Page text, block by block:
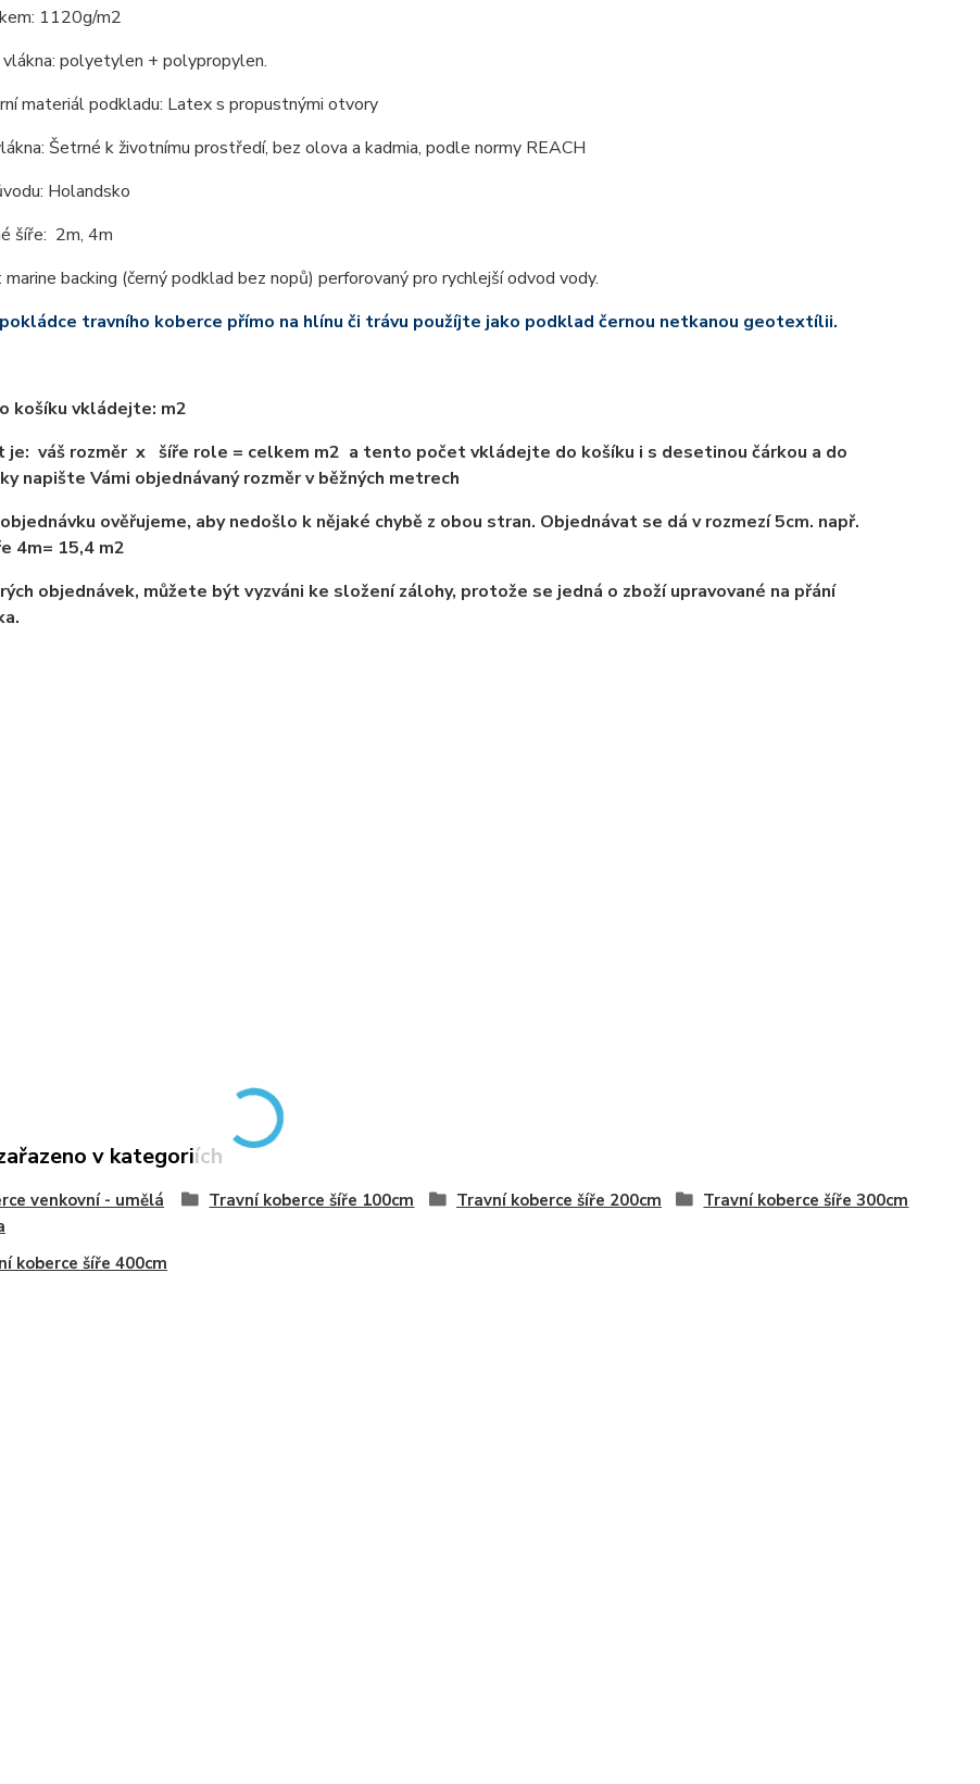
1120g/m2
polyetylen + polypropylen.
materiál podkladu: Latex s propustnými otvory
Šetrné k životnímu prostředí, bez olova a kadmia, podle normy REACH
Holandsko
šíře: 2m, 4m
marine backing (černý podklad bez nopů) perforovaný pro rychlejší odvod vody.
travního koberce přímo na hlínu či trávu použíjte jako podklad černou netkanou geotextílii.
košíku vkládejte: m2
je: váš rozměr x šíře role = celkem m2 a tento počet vkládejte do košíku i s desetinou čárkou a do
napište Vámi objednávaný rozměr v běžných metrech
ověřujeme, aby nedošlo k nějaké chybě z obou stran. Objednávat se dá v rozmezí 5cm. např.
4m= 15,4 m2
objednávek, můžete být vyzváni ke složení zálohy, protože se jedná o zboží upravované na přání
v kategoriích
venkovní - umělá
Travní koberce šíře 100cm Travní koberce šíře 200cm Travní koberce šíře 300cm
koberce šíře 400cm